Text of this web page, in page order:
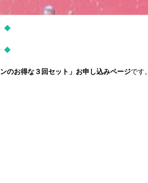
◆
◆
のお得な３回セット」お申し込みページです。